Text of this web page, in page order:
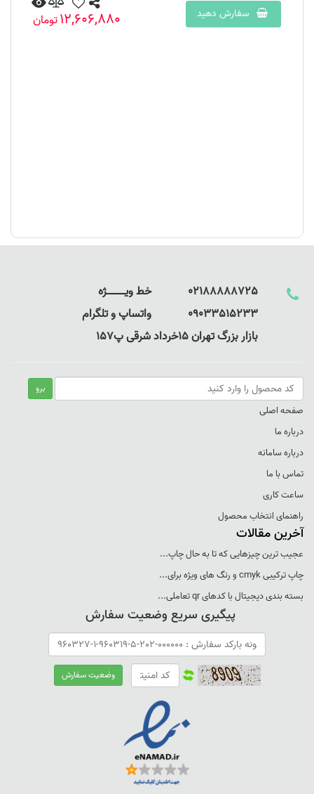
سفارش دهید
12,606,880تومان
02188888725 خط ویـــــــــــــژه
09033515233 واتساپ و تلگرام
بازار بزرگ تهران 15خرداد شرقی پ157
صفحه اصلی
درباره ما
درباره سامانه
تماس با ما
ساعت کاری
راهنمای انتخاب محصول
آخرین مقالات
عجيب ترين چيزهايی که تا به حال چاپ...
چاپ ترکيبی cmyk و رنگ های ويژه برای...
بسته بندی ديجيتال با کدهای qr تعاملی...
پیگیری سریع وضعیت سفارش